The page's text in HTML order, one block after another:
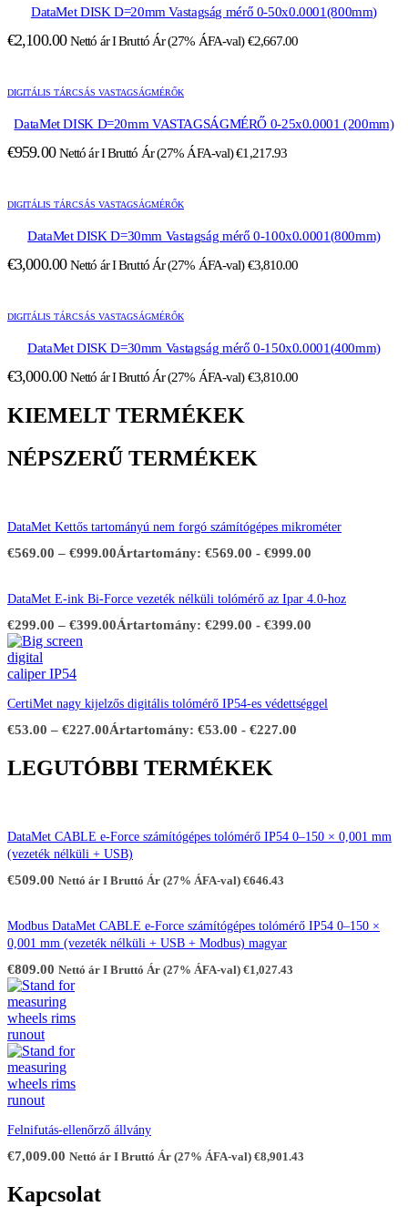
DataMet DISK D=20mm Vastagság mérő 0-50x0.0001(800mm)
€2,100.00 Nettó ár I Bruttó Ár (27% ÁFA-val)€2,667.00
DIGITÁLIS TÁRCSÁS VASTAGSÁGMÉRŐK
DataMet DISK D=20mm VASTAGSÁGMÉRŐ 0-25x0.0001 (200mm)
€959.00 Nettó ár I Bruttó Ár (27% ÁFA-val)€1,217.93
DIGITÁLIS TÁRCSÁS VASTAGSÁGMÉRŐK
DataMet DISK D=30mm Vastagság mérő 0-100x0.0001(800mm)
€3,000.00 Nettó ár I Bruttó Ár (27% ÁFA-val)€3,810.00
DIGITÁLIS TÁRCSÁS VASTAGSÁGMÉRŐK
DataMet DISK D=30mm Vastagság mérő 0-150x0.0001(400mm)
€3,000.00 Nettó ár I Bruttó Ár (27% ÁFA-val)€3,810.00
KIEMELT TERMÉKEK
NÉPSZERŰ TERMÉKEK
DataMet Kettős tartományú nem forgó számítógépes mikrométer
€569.00 – €999.00Ártartomány: €569.00 - €999.00
DataMet E-ink Bi-Force vezeték nélküli tolómérő az Ipar 4.0-hoz
€299.00 – €399.00Ártartomány: €299.00 - €399.00
CertiMet nagy kijelzős digitális tolómérő IP54-es védettséggel
€53.00 – €227.00Ártartomány: €53.00 - €227.00
LEGUTÓBBI TERMÉKEK
DataMet CABLE e-Force számítógépes tolómérő IP54 0–150 × 0,001 mm
(vezeték nélküli + USB)
€509.00 Nettó ár I Bruttó Ár (27% ÁFA-val) €646.43
Modbus DataMet CABLE e-Force számítógépes tolómérő IP54 0–150 ×
0,001 mm (vezeték nélküli + USB + Modbus) magyar
€809.00 Nettó ár I Bruttó Ár (27% ÁFA-val) €1,027.43
Felnifutás-ellenőrző állvány
€7,009.00 Nettó ár I Bruttó Ár (27% ÁFA-val) €8,901.43
Kapcsolat